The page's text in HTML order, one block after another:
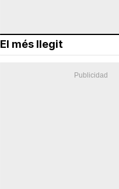
El més llegit